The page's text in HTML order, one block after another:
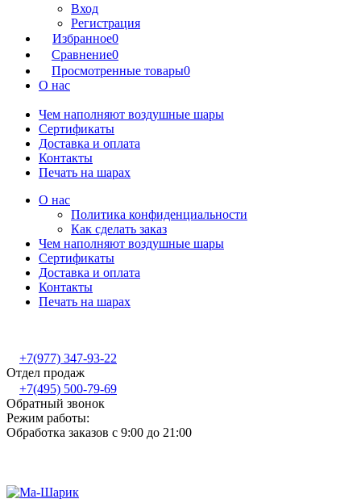
Вход
Регистрация
Избранное0
Сравнение0
Просмотренные товары0
О нас
Чем наполняют воздушные шары
Сертификаты
Доставка и оплата
Контакты
Печать на шарах
О нас
Политика конфиденциальности
Как сделать заказ
Чем наполняют воздушные шары
Сертификаты
Доставка и оплата
Контакты
Печать на шарах
+7(977) 347-93-22
Отдел продаж
+7(495) 500-79-69
Обратный звонок
Режим работы:
Обработка заказов с 9:00 до 21:00